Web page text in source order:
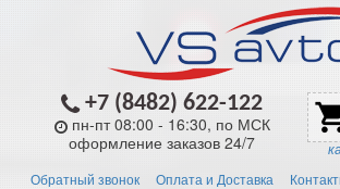
+7 (8482) 622-122
пн-пт 08:00 - 16:30, по МСК
оформление заказов 24/7
Обратный звонок Оплата и Доставка